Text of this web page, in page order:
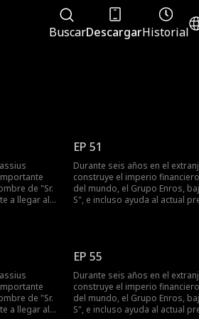
BuscarDescargarHistorial
de "Sr.
a llegar al
de
a
quién es
decide
EP 51
Durante seis años en el
construye el imperio
del mundo, el Grupo Enros,
S", e incluso ayuda al actual
bueno para ella. Mientras
hermosa CEO de Mirror Media.
inauguración de Isabella, ella
Cassius una y otra vez, sin
realmente, hasta que Cassius
de "Sr.
a llegar al
EP 55
Durante seis años en el
construye el imperio
del mundo, el Grupo Enros,
S", e incluso ayuda al actual